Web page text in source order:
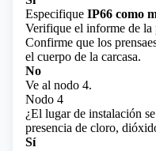
Especifique IP66 como
Verifique el informe de la
Confirme que los
el cuerpo de la carcasa.
No
Ve al nodo 4.
Nodo 4
¿El lugar de instalación
presencia de cloro,
Sí